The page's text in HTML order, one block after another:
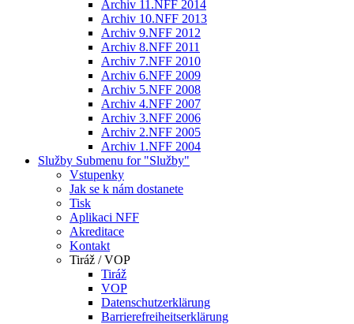
Archiv 11.NFF 2014
Archiv 10.NFF 2013
Archiv 9.NFF 2012
Archiv 8.NFF 2011
Archiv 7.NFF 2010
Archiv 6.NFF 2009
Archiv 5.NFF 2008
Archiv 4.NFF 2007
Archiv 3.NFF 2006
Archiv 2.NFF 2005
Archiv 1.NFF 2004
Služby Submenu for "Služby"
Vstupenky
Jak se k nám dostanete
Tisk
Aplikaci NFF
Akreditace
Kontakt
Tiráž / VOP
Tiráž
VOP
Datenschutzerklärung
Barrierefreiheitserklärung